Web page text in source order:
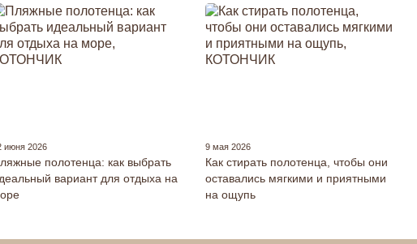
июня 2026
полотенца: как выбрать
вариант для отдыха на
9 мая 2026
Как стирать полотенца, чтобы они
оставались мягкими и приятными
на ощупь